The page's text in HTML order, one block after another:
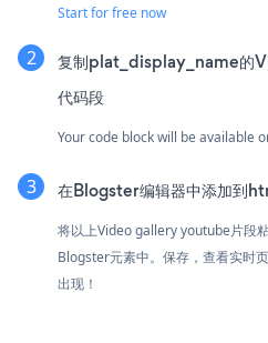
Start for free now
复制plat_display_name的
代码段
Your code block will be available
在Blogster编辑器中添加到
将以上Video gallery youtube片段
Blogster元素中。保存，查看实时
出现！